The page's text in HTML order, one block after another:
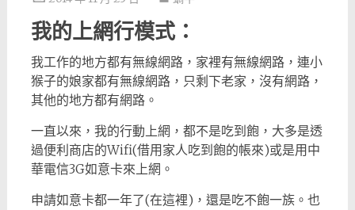
我的上網行模式：
我工作的地方都有無線網路，家裡有無線網路，連小
猴子的娘家都有無線網路，只剩下老家，沒有網路，
其他的地方都有網路。
一直以來，我的行動上網，都不是吃到飽，大多是透
過便利商店的Wifi(借用家人吃到飽的帳來)或是用中
華電信3G如意卡來上網。
申請如意卡都一年了(在這裡)，還是吃不飽一族。也